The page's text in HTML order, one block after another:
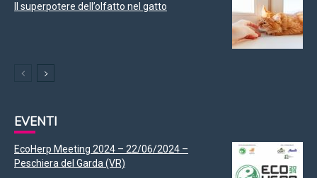
Il superpotere dell’olfatto nel gatto
EVENTI
EcoHerp Meeting 2024 – 22/06/2024 –
Peschiera del Garda (VR)